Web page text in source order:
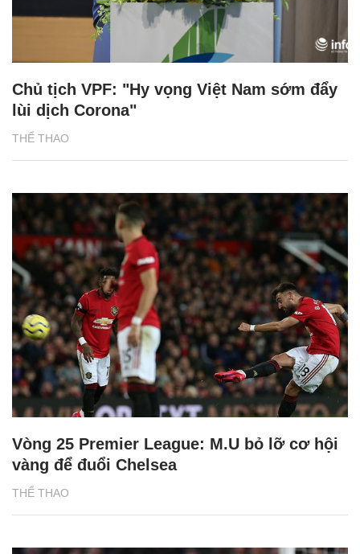
THỂ THAO
Chủ tịch VPF: "Hy vọng Việt Nam sớm đẩy
lùi dịch Corona"
THỂ THAO
Vòng 25 Premier League: M.U bỏ lỡ cơ hội
vàng để đuổi Chelsea